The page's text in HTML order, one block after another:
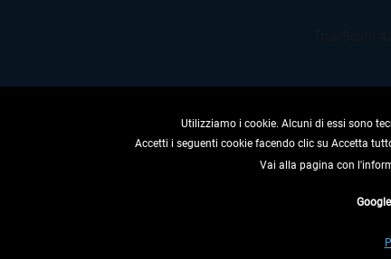
** Riguarda le
Utilizziamo i cookie. Alcuni di essi sono
Accetti i seguenti cookie facendo clic su Accetta
Vai alla pagina con